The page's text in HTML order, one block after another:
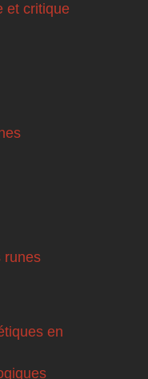
et critique
runes
en